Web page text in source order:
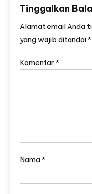
Tinggalkan
Alamat email Anda
yang wajib ditandai*
Komentar *
Nama*